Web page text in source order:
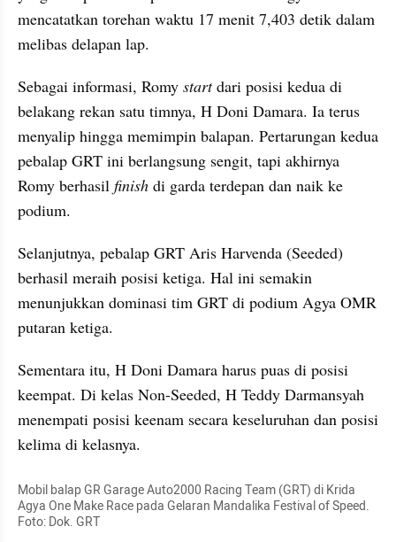
mencatatkan torehan waktu 17 menit 7,403 detik dalam
melibas delapan lap.
Sebagai informasi, Romy start dari posisi kedua di
belakang rekan satu timnya, H Doni Damara. Ia terus
menyalip hingga memimpin balapan. Pertarungan kedua
pebalap GRT ini berlangsung sengit, tapi akhirnya
Romy berhasil finish di garda terdepan dan naik ke
podium.
Selanjutnya, pebalap GRT Aris Harvenda (Seeded)
berhasil meraih posisi ketiga. Hal ini semakin
menunjukkan dominasi tim GRT di podium Agya OMR
putaran ketiga.
Sementara itu, H Doni Damara harus puas di posisi
keempat. Di kelas Non-Seeded, H Teddy Darmansyah
menempati posisi keenam secara keseluruhan dan posisi
kelima di kelasnya.
Mobil balap GR Garage Auto2000 Racing Team (GRT) di Krida
Agya One Make Race pada Gelaran Mandalika Festival of Speed.
Foto: Dok. GRT